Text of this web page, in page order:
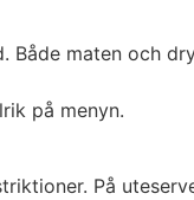
Både maten och
på menyn.
På